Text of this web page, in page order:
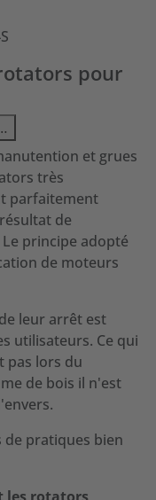
pour
et grues
très
parfaitement
de
principe adopté
de moteurs
leur arrêt est
utilisateurs. Ce qui
pas lors du
de bois il n'est
de pratiques bien